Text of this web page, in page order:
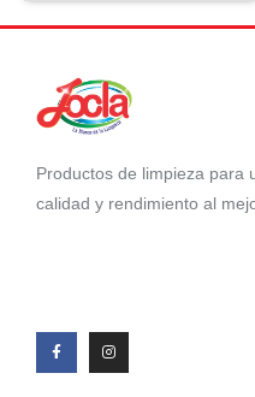
Productos de limpieza para
calidad y rendimiento al